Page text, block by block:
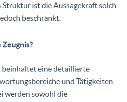
ist die Aussagekraft solch
beschränkt.
beinhaltet eine detaillierte
und Tätigkeiten
werden sowohl die